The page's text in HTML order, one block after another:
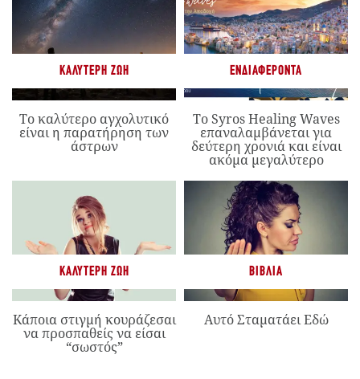
ΚΑΛΎΤΕΡΗ ΖΩΉ
Το καλύτερο αγχολυτικό
είναι η παρατήρηση των
άστρων
ΕΝΔΙΑΦΈΡΟΝΤΑ
Το Syros Healing Waves
επαναλαμβάνεται για
δεύτερη χρονιά και είναι
ακόμα μεγαλύτερο
ΚΑΛΎΤΕΡΗ ΖΩΉ
Κάποια στιγμή κουράζεσαι
να προσπαθείς να είσαι
“σωστός”
ΒΙΒΛΊΑ
Αυτό Σταματάει Εδώ